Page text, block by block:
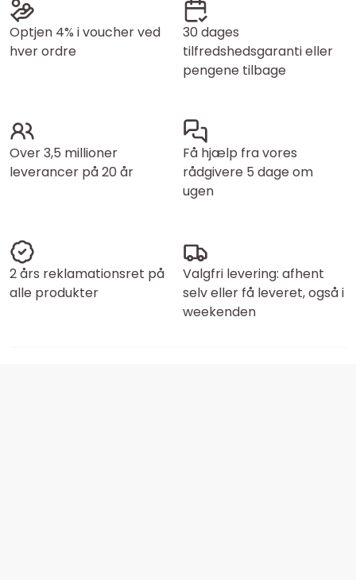
Optjen 4% i voucher ved
hver ordre
30 dages
tilfredshedsgaranti eller
pengene tilbage
Over 3,5 millioner
leverancer på 20 år
Få hjælp fra vores
rådgivere 5 dage om
ugen
2 års reklamationsret på
alle produkter
Valgfri levering: afhent
selv eller få leveret, også i
weekenden